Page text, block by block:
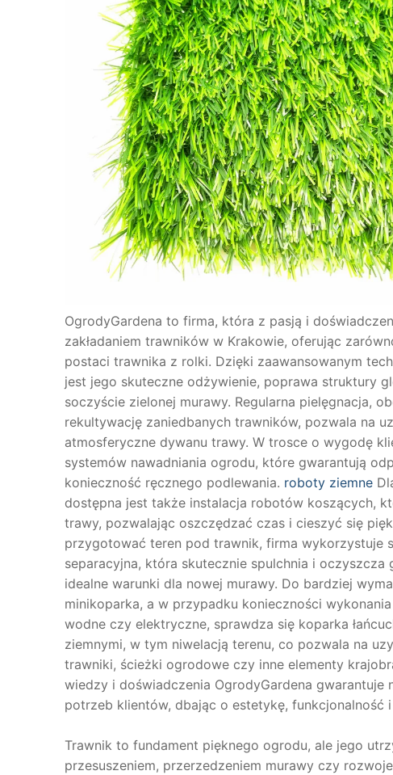
OgrodyGardena to firma, która z pasją i
zakładaniem trawników w Krakowie, oferując
postaci trawnika z rolki. Dzięki zaawansowanym
jest jego skuteczne odżywienie, poprawa struktury
soczyście zielonej murawy. Regularna pielęgnacja,
rekultywację zaniedbanych trawników, pozwala na
atmosferyczne dywanu trawy. W trosce o wygodę
systemów nawadniania ogrodu, które gwarantują
konieczność ręcznego podlewania. roboty ziemne
dostępna jest także instalacja robotów koszących,
trawy, pozwalając oszczędzać czas i cieszyć się
przygotować teren pod trawnik, firma wykorzystuje
separacyjna, która skutecznie spulchnia i
idealne warunki dla nowej murawy. Do bardziej
minikoparka, a w przypadku konieczności
wodne czy elektryczne, sprawdza się koparka
ziemnymi, w tym niwelacją terenu, co pozwala na
trawniki, ścieżki ogrodowe czy inne elementy
wiedzy i doświadczenia OgrodyGardena
potrzeb klientów, dbając o estetykę, funkcjonalność
Trawnik to fundament pięknego ogrodu, ale jego
przesuszeniem, przerzedzeniem murawy czy